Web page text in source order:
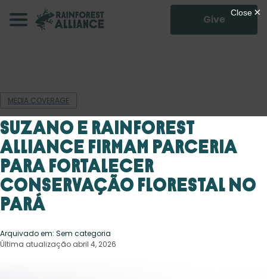
Give
MEDIA COVERAGE
Suzano e Rainforest
Alliance firmam parceria
para fortalecer
conservação florestal no
Pará
Arquivado em: Sem categoria
Última atualização abril 4, 2026